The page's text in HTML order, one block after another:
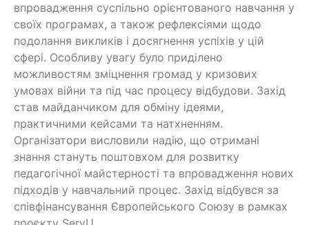
впровадження суспільно орієнтованого навчання у
своїх програмах, а також рефлексіями щодо
подолання викликів і досягнення успіхів у цій
сфері. Особливу увагу було приділено
можливостям зміцнення громад у кризових
умовах війни та під час процесу відбудови. Захід
став майданчиком для обміну ідеями,
практичними кейсами та натхненням.
Організатори висловили надію, що отримані
знання стануть поштовхом для розвитку
педагогічної майстерності та впровадження нових
підходів у навчальний процес. Захід відбувся за
співфінансування Європейського Союзу в рамках